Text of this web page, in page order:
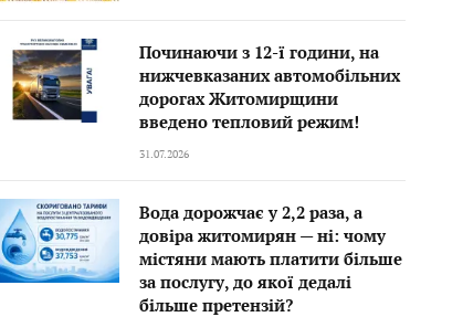
Починаючи з 12-ї години, на
нижчевказаних автомобільних
дорогах Житомирщини
введено тепловий режим!
31.07.2026
Вода дорожчає у 2,2 раза, а
довіра житомирян — ні: чому
містяни мають платити більше
за послугу, до якої дедалі
більше претензій?